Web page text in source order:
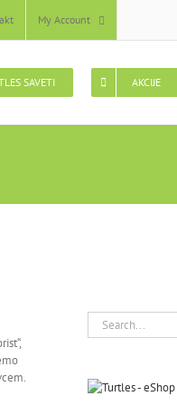
My Account
SAVETI AKCIJE
Search
for: